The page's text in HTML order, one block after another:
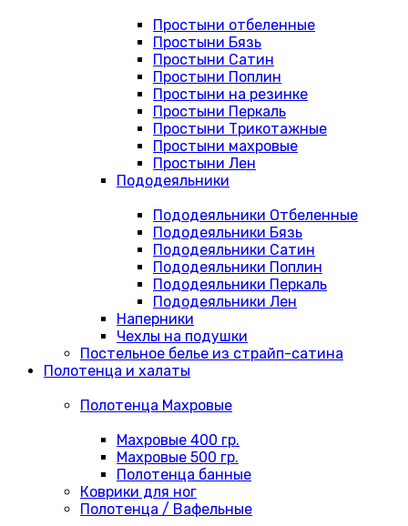
Простыни отбеленные
Простыни Бязь
Простыни Сатин
Простыни Поплин
Простыни на резинке
Простыни Перкаль
Простыни Трикотажные
Простыни махровые
Простыни Лен
Пододеяльники
Пододеяльники Отбеленные
Пододеяльники Бязь
Пододеяльники Сатин
Пододеяльники Поплин
Пододеяльники Перкаль
Пододеяльники Лен
Наперники
Чехлы на подушки
Постельное белье из страйп-сатина
Полотенца и халаты
Полотенца Махровые
Махровые 400 гр.
Махровые 500 гр.
Полотенца банные
Коврики для ног
Полотенца / Вафельные